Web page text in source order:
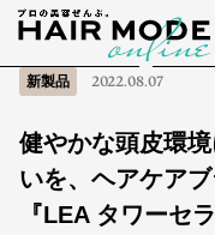
新製品 2022.08.07
健やかな頭皮環
いを、ヘアケア
『LEA タワーセ